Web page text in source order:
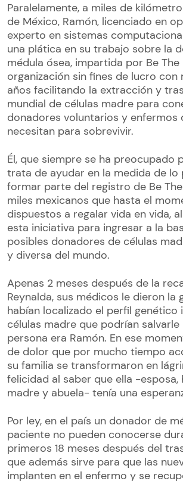
Paralelamente, a miles de
de México, Ramón, licenciado en
experto en sistemas
una plática en su trabajo sobre la
médula ósea, impartida por Be The
organización sin fines de lucro con
años facilitando la extracción y
mundial de células madre para
donadores voluntarios y enfermos
necesitan para sobrevivir.
Él, que siempre se ha preocupado
trata de ayudar en la medida de lo
formar parte del registro de Be
miles mexicanos que hasta el
dispuestos a regalar vida en vida,
esta iniciativa para ingresar a la
posibles donadores de células
y diversa del mundo.
Apenas 2 meses después de la
Reynalda, sus médicos le dieron la
habían localizado el perfil genético
células madre que podrían salvarle
persona era Ramón. En ese
de dolor que por mucho tiempo
su familia se transformaron en
felicidad al saber que ella -esposa,
madre y abuela- tenía una
Por ley, en el país un donador de
paciente no pueden conocerse
primeros 18 meses después del
que además sirve para que las
implanten en el enfermo y se